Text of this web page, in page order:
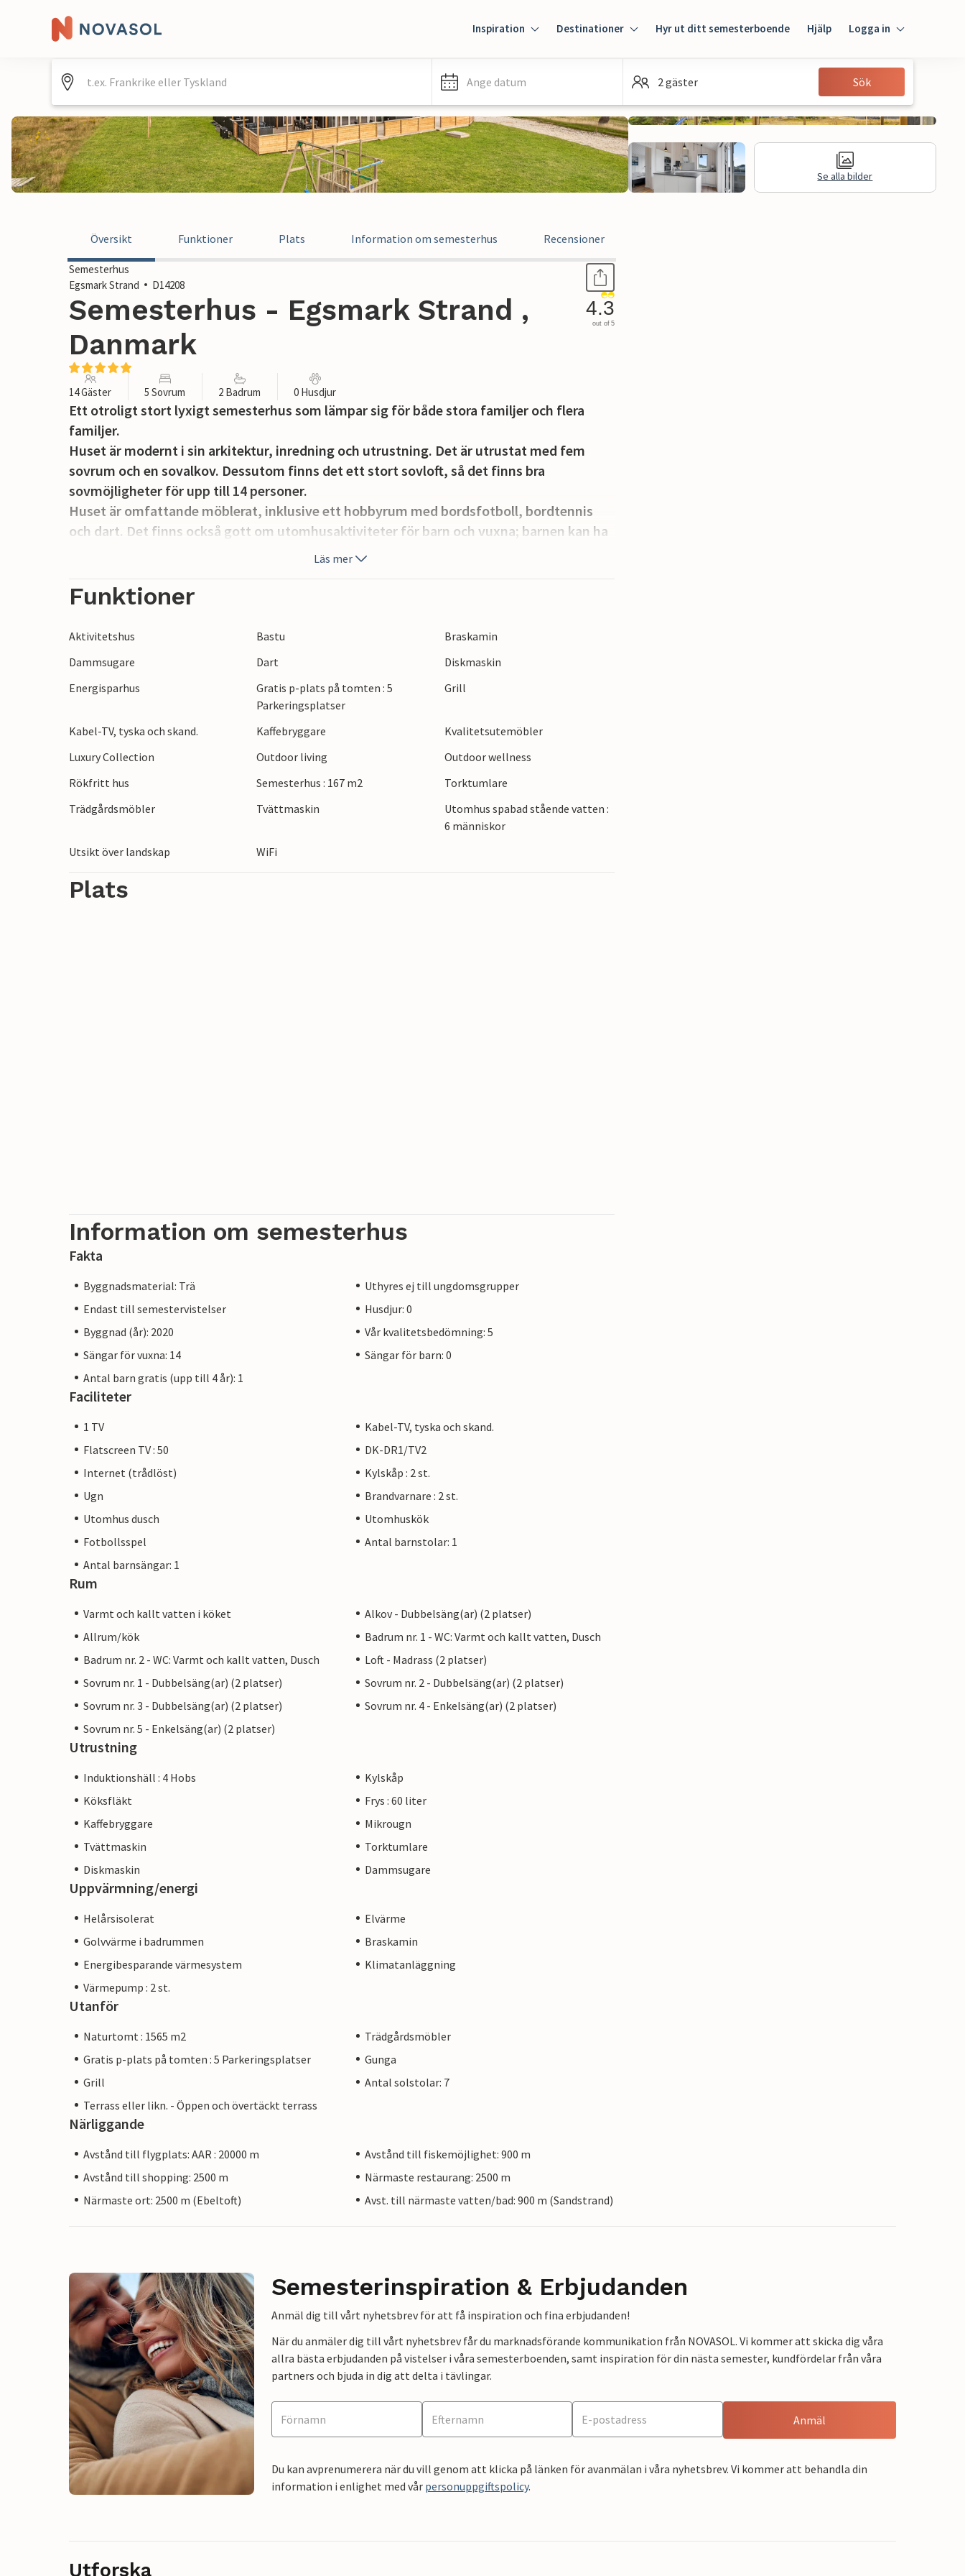
Inspiration Destinationer Hyr ut ditt semesterboende Hjälp Logga in
Gäst
Ange datum 2 gäster Sök
Se alla bilder
Översikt Funktioner Plats Information om semesterhus Recensioner
Semesterhus
Egsmark Strand
D14208
Semesterhus - Egsmark Strand ,
Danmark
4.3
out of 5
14 Gäster 5 Sovrum 2 Badrum 0 Husdjur
Ett otroligt stort lyxigt semesterhus som lämpar sig för både stora familjer och flera
familjer.
Huset är modernt i sin arkitektur, inredning och utrustning. Det är utrustat med fem
sovrum och en sovalkov. Dessutom finns det ett stort sovloft, så det finns bra
sovmöjligheter för upp till 14 personer.
Huset är omfattande möblerat, inklusive ett hobbyrum med bordsfotboll, bordtennis
och dart. Det finns också gott om utomhusaktiviteter för barn och vuxna; barnen kan ha
kul på gräsytan medan de vuxna kopplar av i utomhusbadtunnan.
Huset ligger i ett nytt område, 10 minuters promenad från stranden och bara fem
nationalpark, cykel- och mountainbikeleder och bra kust för kitesurfing. Det kan
Ingen gräsmatta kommer att finnas tillgänglig på fastigheten förrän i början av
september 2020.
Läs mer
Funktioner
Aktivitetshus Bastu
Braskamin
Dammsugare
Dart
Diskmaskin
Energisparhus
Gratis p-plats på tomten : 5
Parkeringsplatser
Grill
Kabel-TV, tyska och skand. Kaffebryggare
Kvalitetsutemöbler
Luxury Collection
Outdoor living
Outdoor wellness
Rökfritt hus
Semesterhus : 167 m2
Torktumlare
Trädgårdsmöbler
Tvättmaskin
Utomhus spabad stående vatten :
6 människor
Utsikt över landskap
WiFi
Plats
Information om semesterhus
Fakta
Byggnadsmaterial: Trä
Uthyres ej till ungdomsgrupper
Endast till semestervistelser
Husdjur: 0
Byggnad (år): 2020
Vår kvalitetsbedömning: 5
Sängar för vuxna: 14
Sängar för barn: 0
Antal barn gratis (upp till 4 år): 1
Faciliteter
1 TV
Kabel-TV, tyska och skand.
Flatscreen TV : 50
DK-DR1/TV2
Internet (trådlöst)
Kylskåp : 2 st.
Ugn
Brandvarnare : 2 st.
Utomhus dusch
Utomhuskök
Fotbollsspel
Antal barnstolar: 1
Antal barnsängar: 1
Rum
Varmt och kallt vatten i köket
Alkov - Dubbelsäng(ar) (2 platser)
Allrum/kök
Badrum nr. 1 - WC: Varmt och kallt vatten, Dusch
Badrum nr. 2 - WC: Varmt och kallt vatten, Dusch
Loft - Madrass (2 platser)
Sovrum nr. 1 - Dubbelsäng(ar) (2 platser)
Sovrum nr. 2 - Dubbelsäng(ar) (2 platser)
Sovrum nr. 3 - Dubbelsäng(ar) (2 platser)
Sovrum nr. 4 - Enkelsäng(ar) (2 platser)
Sovrum nr. 5 - Enkelsäng(ar) (2 platser)
Utrustning
Induktionshäll : 4 Hobs
Kylskåp
Köksfläkt
Frys : 60 liter
Kaffebryggare
Mikrougn
Tvättmaskin
Torktumlare
Diskmaskin
Dammsugare
Uppvärmning/energi
Helårsisolerat
Elvärme
Golvvärme i badrummen
Braskamin
Energibesparande värmesystem
Klimatanläggning
Värmepump : 2 st.
Utanför
Naturtomt : 1565 m2
Trädgårdsmöbler
Gratis p-plats på tomten : 5 Parkeringsplatser
Gunga
Grill
Antal solstolar: 7
Terrass eller likn. - Öppen och övertäckt terrass
Närliggande
Avstånd till flygplats: AAR : 20000 m
Avstånd till fiskemöjlighet: 900 m
Avstånd till shopping: 2500 m
Närmaste restaurang: 2500 m
Närmaste ort: 2500 m (Ebeltoft)
Avst. till närmaste vatten/bad: 900 m (Sandstrand)
Semesterinspiration & Erbjudanden
Anmäl dig till vårt nyhetsbrev för att få inspiration och fina erbjudanden!
När du anmäler dig till vårt nyhetsbrev får du marknadsförande kommunikation från NOVASOL. Vi kommer att skicka dig våra
allra bästa erbjudanden på vistelser i våra semesterboenden, samt inspiration för din nästa semester, kundfördelar från våra
partners och bjuda in dig att delta i tävlingar.
Anmäl
Du kan avprenumerera när du vill genom att klicka på länken för avanmälan i våra nyhetsbrev. Vi kommer att behandla din
information i enlighet med vår personuppgiftspolicy.
Utforska